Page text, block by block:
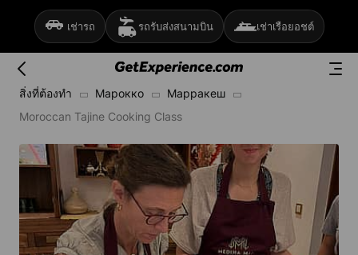
เช่ารถ รถรับส่งสนามบิน เช่าเรือยอชต์
สิ่งที่ต้องทำ Марокко
Марракеш
Moroccan Tajine Cooking Class